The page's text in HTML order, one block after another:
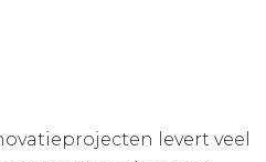
levert veel